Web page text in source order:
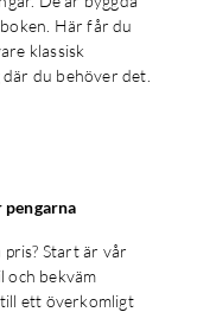
Här får du
klassisk
du behöver det.
Start är vår
och bekväm
ett överkomligt